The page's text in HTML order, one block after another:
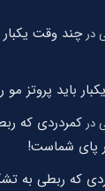
درچند وقت یکبار
باید پروتز
در کمردردی که
پای شماست!
که ربطی به